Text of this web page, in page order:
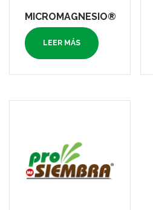
MICROMAGNESIO®
LEER MÁS